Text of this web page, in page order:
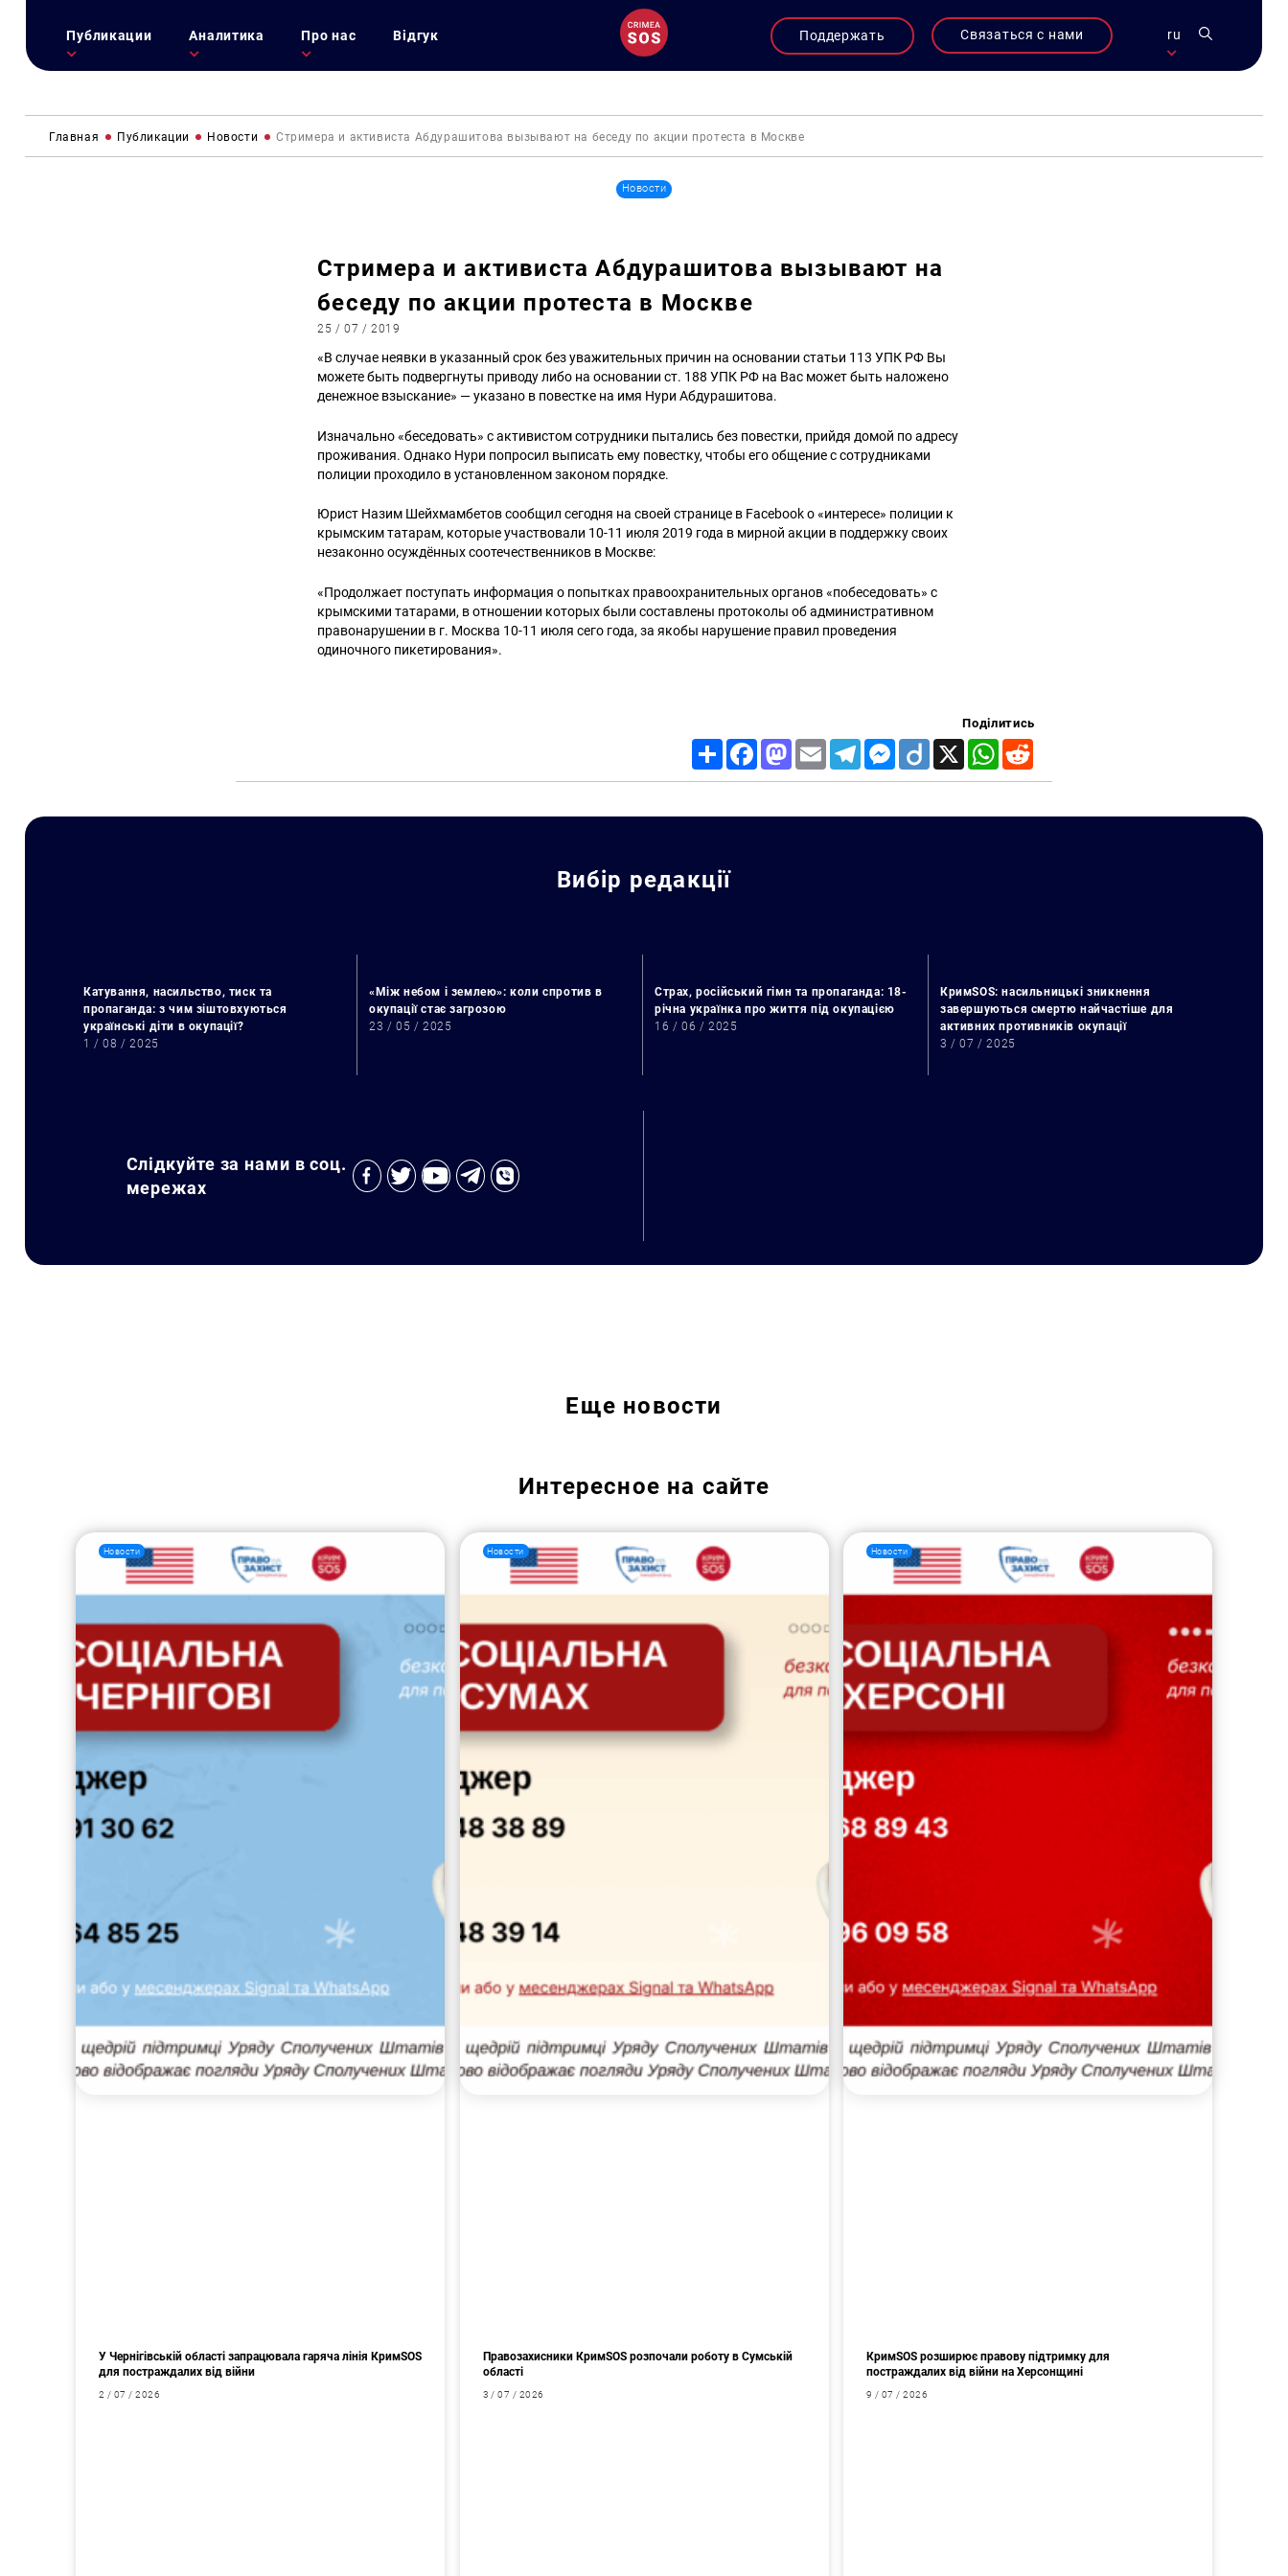
Публикации Аналитика Про нас Відгук Поддержать Связаться с нами ru
Главная Публикации Новости Стримера и активиста Абдурашитова вызывают на беседу по акции протеста в Москве
Новости
Стримера и активиста Абдурашитова вызывают на
беседу по акции протеста в Москве
25 / 07 / 2019
«В случае неявки в указанный срок без уважительных причин на основании статьи 113 УПК РФ Вы
можете быть подвергнуты приводу либо на основании ст. 188 УПК РФ на Вас может быть наложено
денежное взыскание» — указано в повестке на имя Нури Абдурашитова.
Изначально «беседовать» с активистом сотрудники пытались без повестки, прийдя домой по адресу
проживания. Однако Нури попросил выписать ему повестку, чтобы его общение с сотрудниками
полиции проходило в установленном законом порядке.
Юрист Назим Шейхмамбетов сообщил сегодня на своей странице в Facebook о «интересе» полиции к
крымским татарам, которые участвовали 10-11 июля 2019 года в мирной акции в поддержку своих
незаконно осуждённых соотечественников в Москве:
«Продолжает поступать информация о попытках правоохранительных органов «побеседовать» с
крымскими татарами, в отношении которых были составлены протоколы об административном
правонарушении в г. Москва 10-11 июля сего года, за якобы нарушение правил проведения
одиночного пикетирования».
Поділитись
Share FacebookMastodon
Email TelegramMessenger
Diigo X WhatsApp
Вибір редакції
Катування, насильство, тиск та
пропаганда: з чим зіштовхуються
українські діти в окупації?
1 / 08 / 2025
«Між небом і землею»: коли спротив в
окупації стає загрозою
23 / 05 / 2025
Страх, російський гімн та пропаганда: 18-
річна українка про життя під окупацією
16 / 06 / 2025
КримSOS: насильницькі зникнення
завершуються смертю найчастіше для
активних противників окупації
3 / 07 / 2025
Слідкуйте за нами в соц.
мережах
Еще новости
Интересное на сайте
Новости
У Чернігівській області запрацювала гаряча лінія КримSOS
для постраждалих від війни
2 / 07 / 2026
Новости
Правозахисники КримSOS розпочали роботу в Сумській
області
3 / 07 / 2026
Новости
КримSOS розширює правову підтримку для
постраждалих від війни на Херсонщині
9 / 07 / 2026